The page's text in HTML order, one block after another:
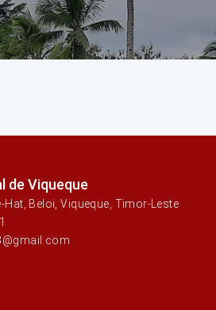
de Viqueque
Hat, Beloi, Viqueque, Timor-Leste